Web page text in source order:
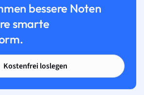
bessere Noten
smarte
Kostenfrei loslegen